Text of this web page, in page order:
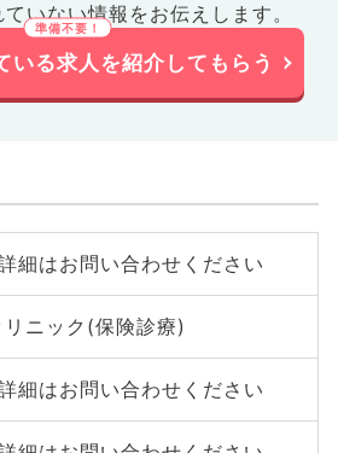
いない情報をお伝えします。
いる求人を紹介してもらう
細はお問い合わせください
リニック(保険診療)
細はお問い合わせください